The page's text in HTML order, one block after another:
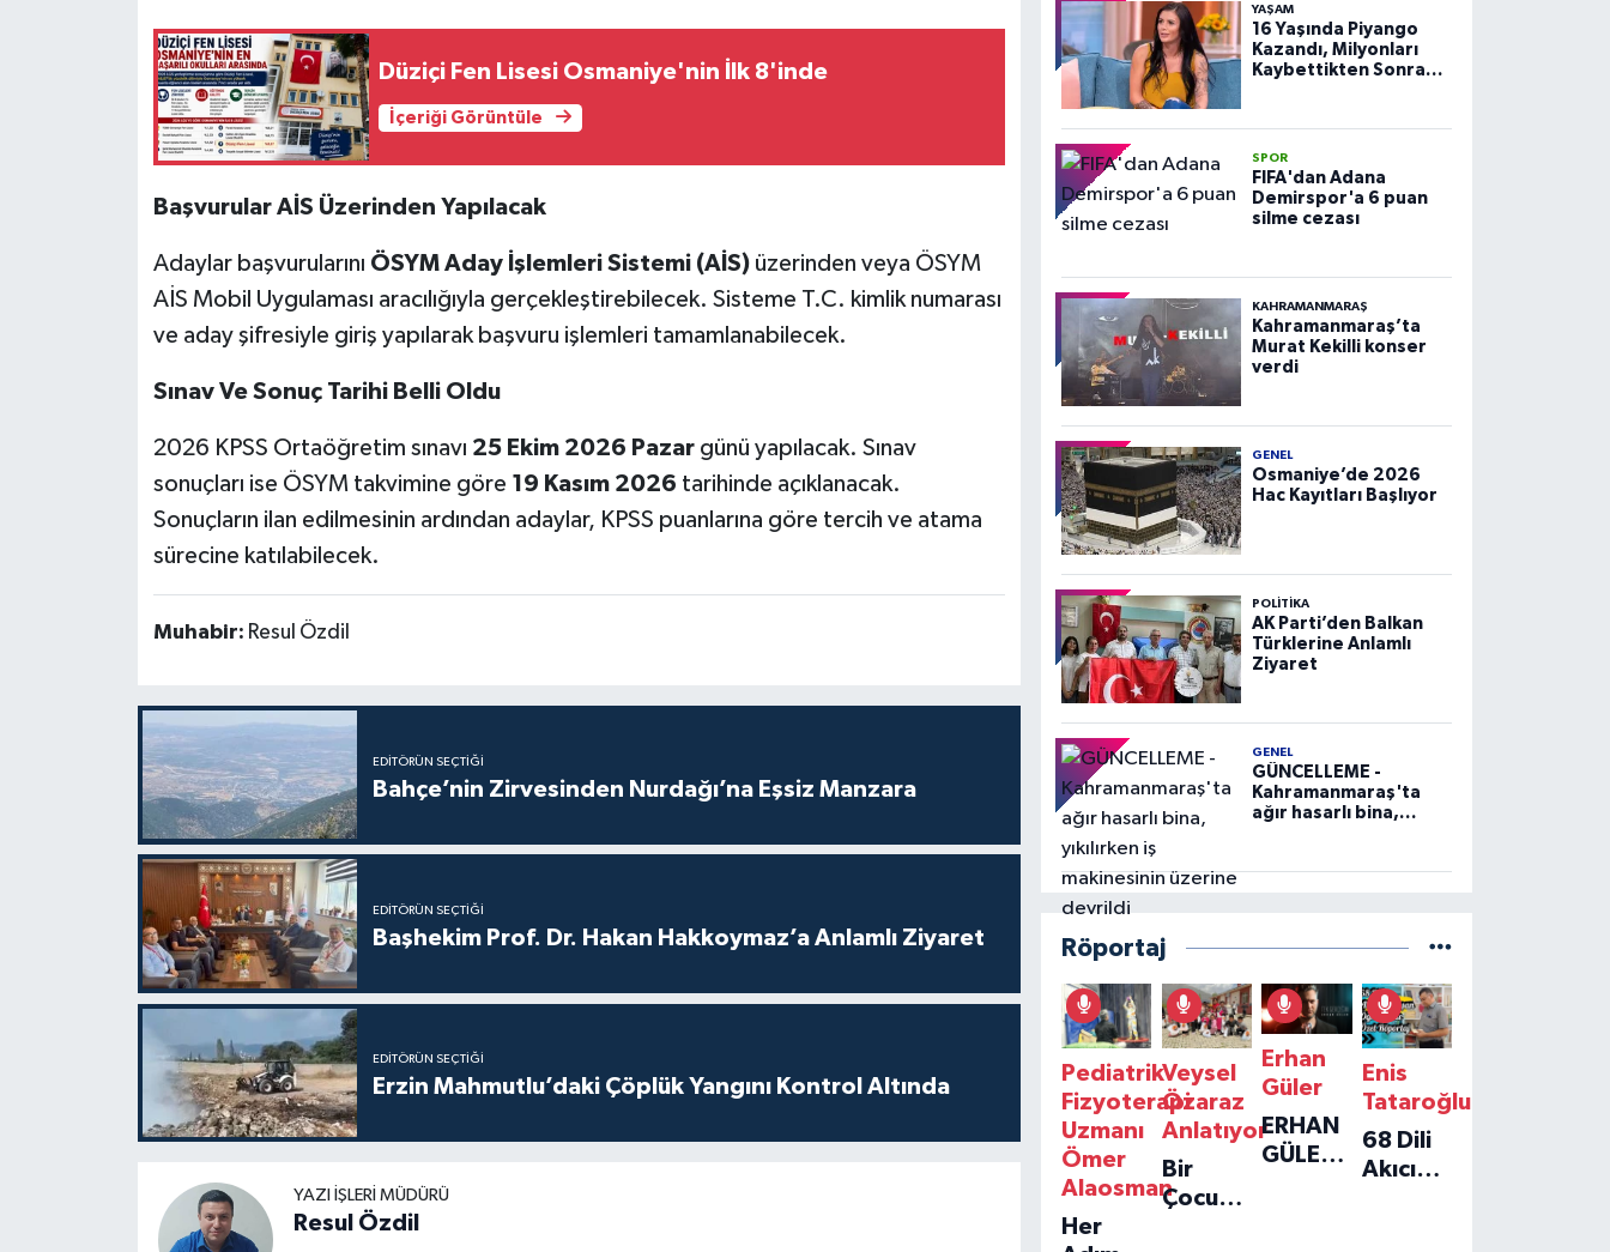
Düziçi Fen Lisesi Osmaniye'nin İlk 8'inde
İçeriği Görüntüle
Başvurular AİS Üzerinden Yapılacak
Adaylar başvurularını ÖSYM Aday İşlemleri Sistemi (AİS)üzerinden veya ÖSYM
AİS Mobil Uygulaması aracılığıyla gerçekleştirebilecek. Sisteme T.C. kimlik numarası
ve aday şifresiyle giriş yapılarak başvuru işlemleri tamamlanabilecek.
Sınav Ve Sonuç Tarihi Belli Oldu
2026 KPSS Ortaöğretim sınavı 25 Ekim 2026 Pazargünü yapılacak. Sınav
sonuçları ise ÖSYM takvimine göre 19 Kasım 2026 tarihinde açıklanacak.
Sonuçların ilan edilmesinin ardından adaylar, KPSS puanlarına göre tercih ve atama
sürecine katılabilecek.
Muhabir: Resul Özdil
EDITÖRÜN SEÇTIĞI
Bahçe’nin Zirvesinden Nurdağı’na Eşsiz Manzara
EDITÖRÜN SEÇTIĞI
Başhekim Prof. Dr. Hakan Hakkoymaz’a Anlamlı Ziyaret
EDITÖRÜN SEÇTIĞI
Erzin Mahmutlu’daki Çöplük Yangını Kontrol Altında
YAZI İŞLERI MÜDÜRÜ
Resul Özdil
YAŞAM
16 Yaşında Piyango
Kazandı, Milyonları
Kaybettikten Sonra
SPOR
FIFA'dan Adana
Demirspor'a 6 puan
silme cezası
KAHRAMANMARAŞ
Kahramanmaraş’ta
Murat Kekilli konser
verdi
GENEL
Osmaniye’de 2026
Hac Kayıtları Başlıyor
POLITIKA
AK Parti’den Balkan
Türklerine Anlamlı
Ziyaret
GENEL
GÜNCELLEME -
Kahramanmaraş'ta
ağır hasarlı bina,
devrildi
Röportaj
Pediatrik
Fizyoterapi
Uzmanı
Ömer
Alaosman
Her
Veysel
Özaraz
Anlatıyor
Bir
Çocuğun
Erhan
Güler
ERHAN
GÜLER'IN
Enis
Tataroğlu
68 Dili
Akıcı